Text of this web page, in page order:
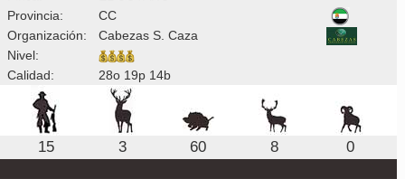
Provincia:
CC
Organización:
Cabezas S. Caza
Nivel:
Calidad:
28o 19p 14b
15 3 60 8 0